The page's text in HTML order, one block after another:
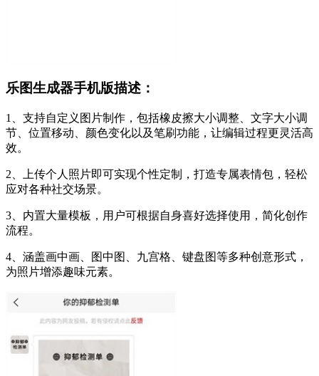
乐图生成器手机版描述：
1、支持自定义图片制作，包括橡皮擦大小调整、文字大小调
节、位置移动、颜色变化以及笔刷功能，让编辑过程更灵活高
效。
2、上传个人照片即可实现个性定制，打造专属表情包，轻松
应对各种社交场景。
3、内置大量模板，用户可根据自身喜好选择使用，简化创作
流程。
4、涵盖画中画、图中图、九宫格、键盘图等多种创意形式，
为照片增添趣味元素。